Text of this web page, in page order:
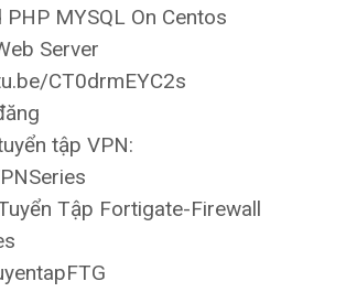
PHP MYSQL On Centos
Server
CT0drmEYC2s
tập VPN:
Tập Fortigate-Firewall